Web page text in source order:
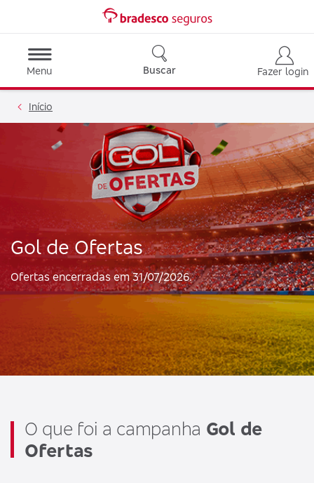
Menu Buscar Fazer login
Início
Gol de Ofertas
Ofertas encerradas em 31/07/2026.
O que foi a campanha Gol de
Ofertas